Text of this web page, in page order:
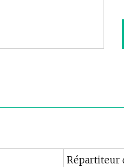
Répartiteur